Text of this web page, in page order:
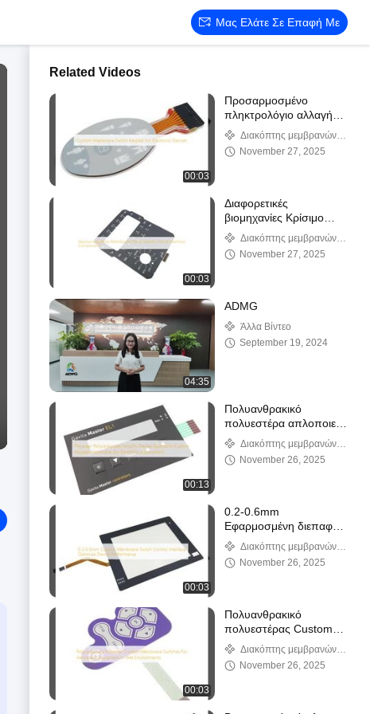
Μας Ελάτε Σε Επαφή Με
Related Videos
00:03
Προσαρμοσμένο
πληκτρολόγιο αλλαγής
μεμβράνης για
ηλεκτρονικές συσκευές
Διακόπτης μεμβρανών
συνήθειας
November 27, 2025
00:03
Διαφορετικές
βιομηχανίες Κρίσιμο
στοιχείο διεπαφής
διακόπτη μεμβρανών
Διακόπτης μεμβρανών
συνήθειας
November 27, 2025
04:35
ADMG
Άλλα Βίντεο
September 19, 2024
00:13
Πολυανθρακικό
πολυεστέρα απλοποιεί
τη λειτουργία της
συσκευής Custom
Keypad Membrane για
Διακόπτης μεμβρανών
συνήθειας
November 26, 2025
00:03
0.2-0.6mm
Εφαρμοσμένη διεπαφή
ελέγχου διακόπτη
μεμβράνης
Βελτιστοποιήστε τις
Διακόπτης μεμβρανών
συνήθειας
November 26, 2025
00:03
Πολυανθρακικό
πολυεστέρας Custom
Membrane Switches για
αεροδιαστημικό
εξοπλισμό σε υγρό
Διακόπτης μεμβρανών
συνήθειας
November 26, 2025